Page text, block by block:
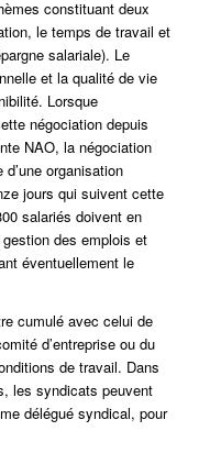
constituant deux
le temps de travail et
salariale). Le
et la qualité de vie
Lorsque
négociation depuis
NAO, la négociation
organisation
jours qui suivent cette
salariés doivent en
des emplois et
éventuellement le
cumulé avec celui de
d’entreprise ou du
de travail. Dans
les syndicats peuvent
délégué syndical, pour